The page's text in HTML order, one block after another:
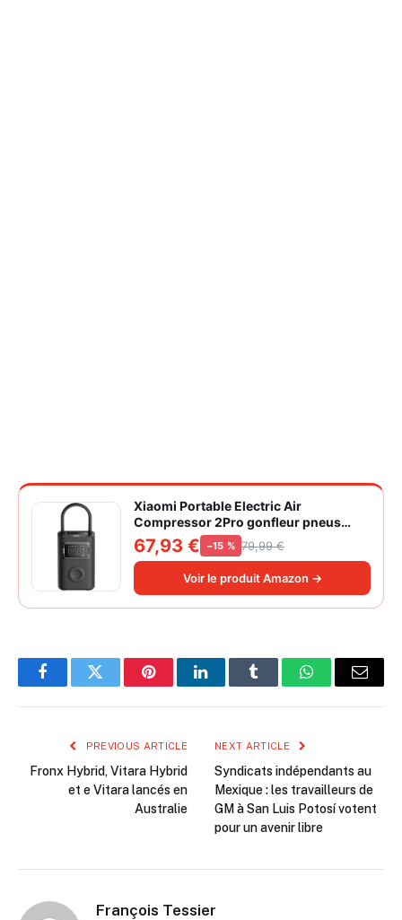
Xiaomi Portable Electric Air
Compressor 2Pro gonfleur pneus
voiture | ±1PSI Contrôle pression
pneus, 45s gonflage rapide, batterie
longue durée, avec éclairage, grand
cylindre à air 27 mm
67,93 € −15 % 79,99 €
Voir le produit Amazon →
FacebookTwitter PinterestLinkedInTumblr WhatsAppEmail
PREVIOUS ARTICLE
Fronx Hybrid, Vitara Hybrid
et e Vitara lancés en
Australie
NEXT ARTICLE
Syndicats indépendants au
Mexique : les travailleurs de
GM à San Luis Potosí votent
pour un avenir libre
François Tessier